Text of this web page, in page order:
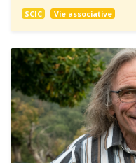
SCIC Vie associative